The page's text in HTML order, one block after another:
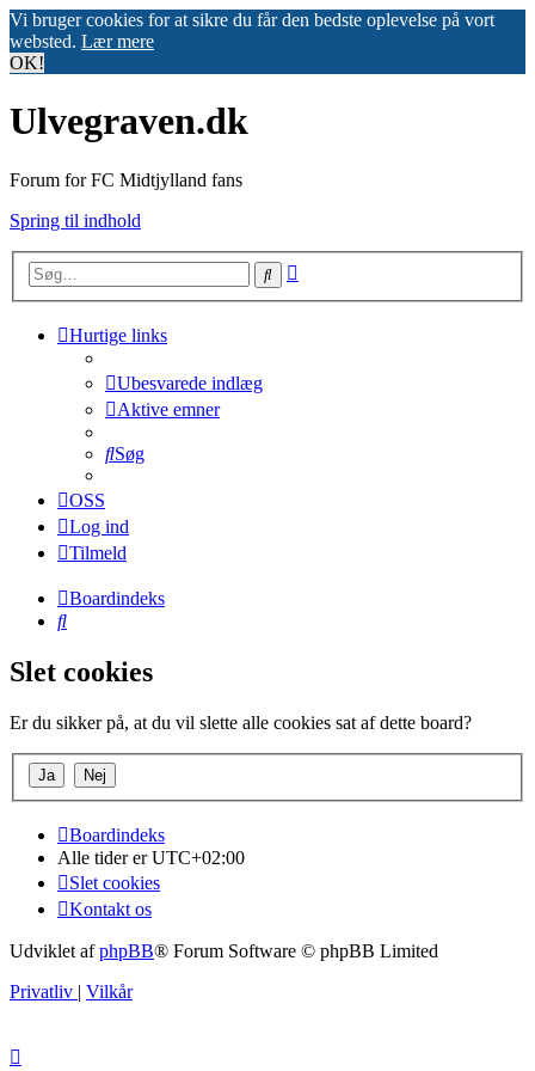
Vi bruger cookies for at sikre du får den bedste oplevelse på vort
websted. Lær mere
OK!
Ulvegraven.dk
Forum for FC Midtjylland fans
Spring til indhold
Søg
Hurtige links
Ubesvarede indlæg
Aktive emner
Søg
OSS
Log ind
Tilmeld
Boardindeks
Søg
Slet cookies
Er du sikker på, at du vil slette alle cookies sat af dette board?
Boardindeks
Alle tider erUTC+02:00
Slet cookies
Kontakt os
Udviklet afphpBB® Forum Software © phpBB Limited
Privatliv | Vilkår